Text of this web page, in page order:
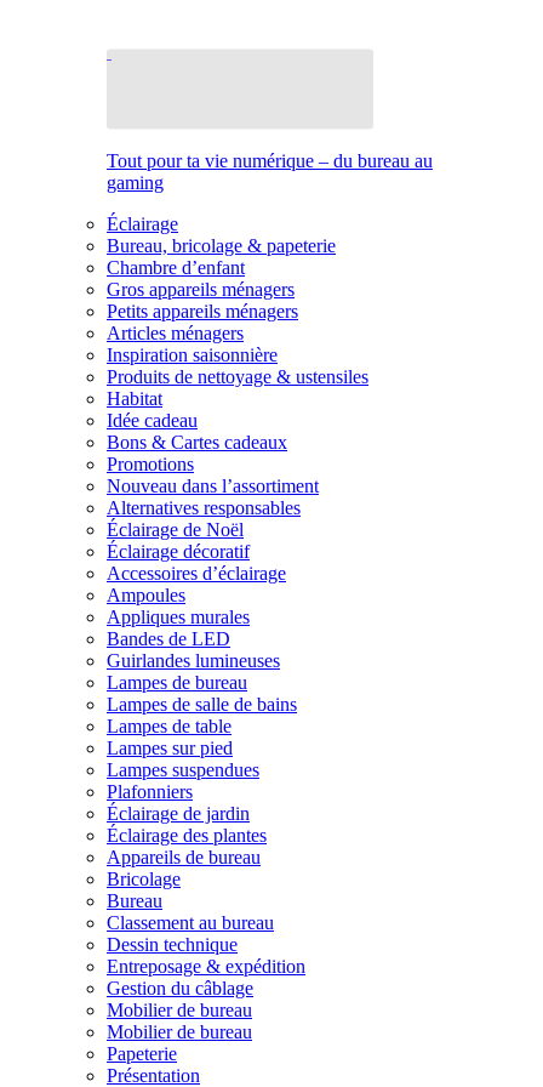
Tout pour ta vie numérique – du bureau au
gaming
Éclairage
Bureau, bricolage & papeterie
Chambre d’enfant
Gros appareils ménagers
Petits appareils ménagers
Articles ménagers
Inspiration saisonnière
Produits de nettoyage & ustensiles
Habitat
Idée cadeau
Bons & Cartes cadeaux
Promotions
Nouveau dans l’assortiment
Alternatives responsables
Éclairage de Noël
Éclairage décoratif
Accessoires d’éclairage
Ampoules
Appliques murales
Bandes de LED
Guirlandes lumineuses
Lampes de bureau
Lampes de salle de bains
Lampes de table
Lampes sur pied
Lampes suspendues
Plafonniers
Éclairage de jardin
Éclairage des plantes
Appareils de bureau
Bricolage
Bureau
Classement au bureau
Dessin technique
Entreposage & expédition
Gestion du câblage
Mobilier de bureau
Mobilier de bureau
Papeterie
Présentation